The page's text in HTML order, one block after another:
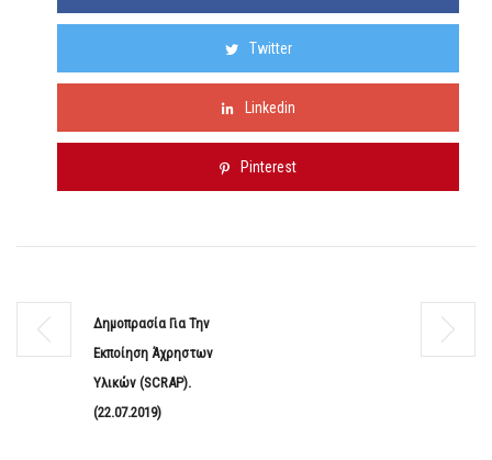
Twitter
Linkedin
Pinterest
Δημοπρασία Για Την
Εκποίηση Άχρηστων
Υλικών (SCRAP).
(22.07.2019)